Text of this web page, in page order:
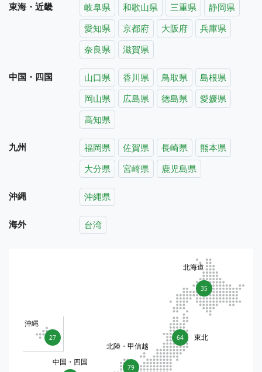
東海・近畿 岐阜県 和歌山県 三重県
静岡県
愛知県
京都府 大阪府
兵庫県
奈良県
滋賀県
中国・四国 山口県 香川県 鳥取県
島根県
岡山県
広島県 徳島県
愛媛県
高知県
九州 福岡県 佐賀県 長崎県
熊本県
大分県
宮崎県 鹿児島県
沖縄 沖縄県
海外 台湾
35
北海道
64 東北
79
北陸・甲信越
中国・四国
27
沖縄